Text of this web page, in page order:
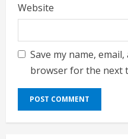
Website
Save my name,
browser for the next